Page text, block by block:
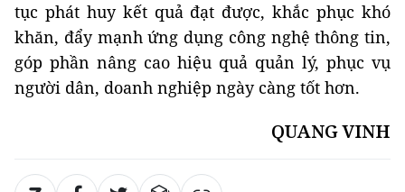
tục phát huy kết quả đạt được, khắc phục khó
khăn, đẩy mạnh ứng dụng công nghệ thông tin,
góp phần nâng cao hiệu quả quản lý, phục vụ
người dân, doanh nghiệp ngày càng tốt hơn.
QUANG VINH